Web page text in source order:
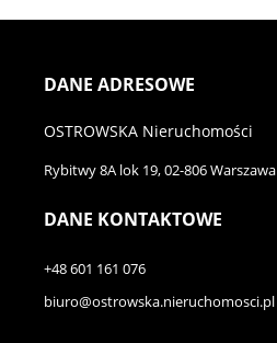
DANE ADRESOWE
OSTROWSKA Nieruchomości
Rybitwy 8A lok 19, 02-806 Warszawa
DANE KONTAKTOWE
+48 601 161 076
biuro@ostrowska.nieruchomosci.pl